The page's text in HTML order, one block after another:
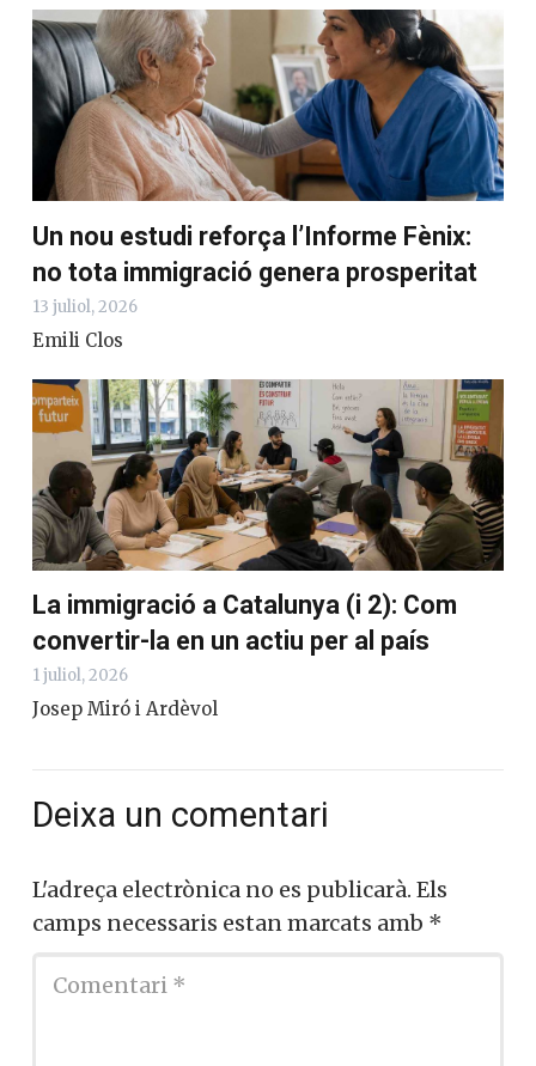
Un nou estudi reforça l’Informe Fènix:
no tota immigració genera prosperitat
13 juliol, 2026
Emili Clos
La immigració a Catalunya (i 2): Com
convertir-la en un actiu per al país
1 juliol, 2026
Josep Miró i Ardèvol
Deixa un comentari
L'adreça electrònica no es publicarà. Els
camps necessaris estan marcats amb *